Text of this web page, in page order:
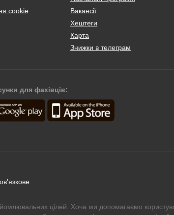
cookie
Вакансії
Хештеги
Карта
Знижки в телеграм
для фахівців:
цілей. Хоча ми допомагаємо